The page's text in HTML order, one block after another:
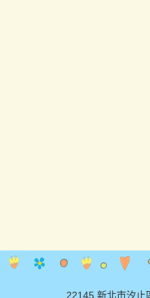
22145 新北市汐止